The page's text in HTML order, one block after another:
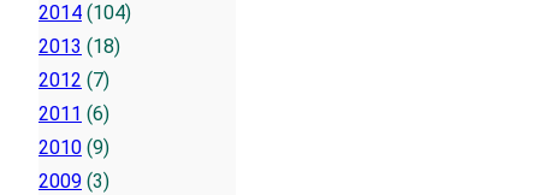
2014 (104)
2013 (18)
2012 (7)
2011 (6)
2010 (9)
2009 (3)